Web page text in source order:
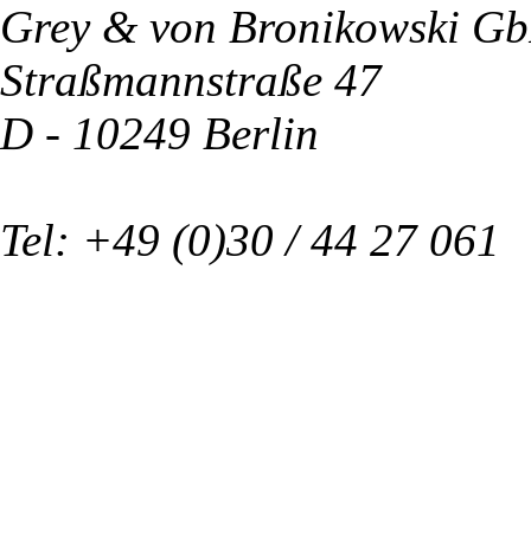
Grey & von Bronikowski
Straßmannstraße 47
D - 10249 Berlin
Tel: +49 (0)30 / 44 27 061